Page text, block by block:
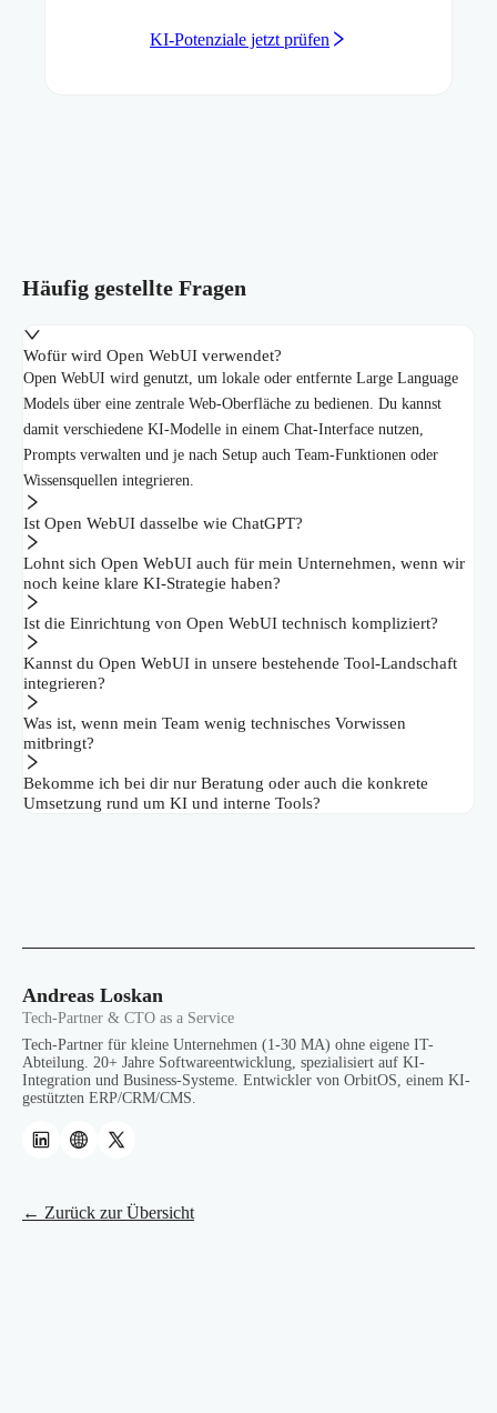
KI-Potenziale jetzt prüfen
Häufig gestellte Fragen
Wofür wird Open WebUI verwendet?
Open WebUI wird genutzt, um lokale oder entfernte Large Language
Models über eine zentrale Web-Oberfläche zu bedienen. Du kannst
damit verschiedene KI-Modelle in einem Chat-Interface nutzen,
Prompts verwalten und je nach Setup auch Team-Funktionen oder
Wissensquellen integrieren.
Ist Open WebUI dasselbe wie ChatGPT?
Lohnt sich Open WebUI auch für mein Unternehmen, wenn wir
noch keine klare KI-Strategie haben?
Ist die Einrichtung von Open WebUI technisch kompliziert?
Kannst du Open WebUI in unsere bestehende Tool-Landschaft
integrieren?
Was ist, wenn mein Team wenig technisches Vorwissen
mitbringt?
Bekomme ich bei dir nur Beratung oder auch die konkrete
Umsetzung rund um KI und interne Tools?
Andreas Loskan
Tech-Partner & CTO as a Service
Tech-Partner für kleine Unternehmen (1-30 MA) ohne eigene IT-
Abteilung. 20+ Jahre Softwareentwicklung, spezialisiert auf KI-
Integration und Business-Systeme. Entwickler von OrbitOS, einem KI-
gestützten ERP/CRM/CMS.
← Zurück zur Übersicht